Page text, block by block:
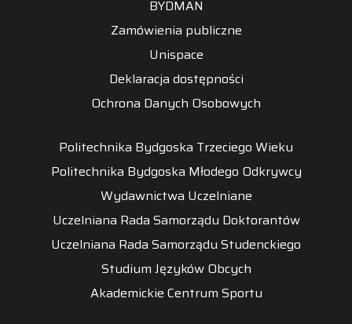
BYDMAN
Zamówienia publiczne
Unispace
Deklaracja dostępności
Ochrona Danych Osobowych
Politechnika Bydgoska Trzeciego Wieku
Politechnika Bydgoska Młodego Odkrywcy
Wydawnictwa Uczelniane
Uczelniana Rada Samorządu Doktorantów
Uczelniana Rada Samorządu Studenckiego
Studium Języków Obcych
Akademickie Centrum Sportu